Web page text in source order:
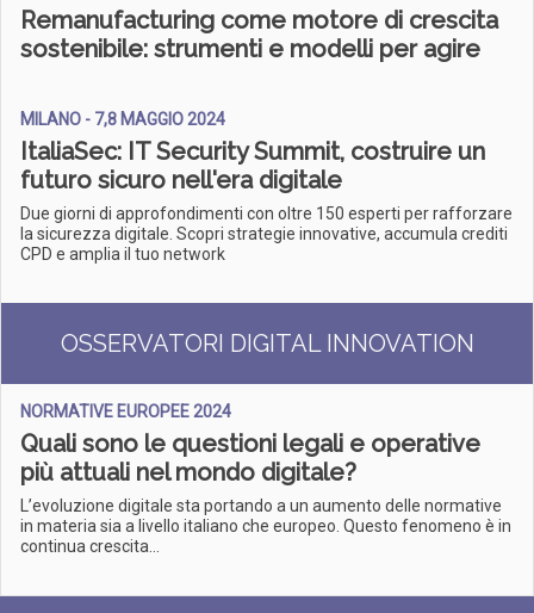
Remanufacturing come motore di crescita
sostenibile: strumenti e modelli per agire
MILANO - 7,8 MAGGIO 2024
ItaliaSec: IT Security Summit, costruire un
futuro sicuro nell'era digitale
Due giorni di approfondimenti con oltre 150 esperti per rafforzare
la sicurezza digitale. Scopri strategie innovative, accumula crediti
CPD e amplia il tuo network
OSSERVATORI DIGITAL INNOVATION
NORMATIVE EUROPEE 2024
Quali sono le questioni legali e operative
più attuali nel mondo digitale?
L’evoluzione digitale sta portando a un aumento delle normative
in materia sia a livello italiano che europeo. Questo fenomeno è in
continua crescita...